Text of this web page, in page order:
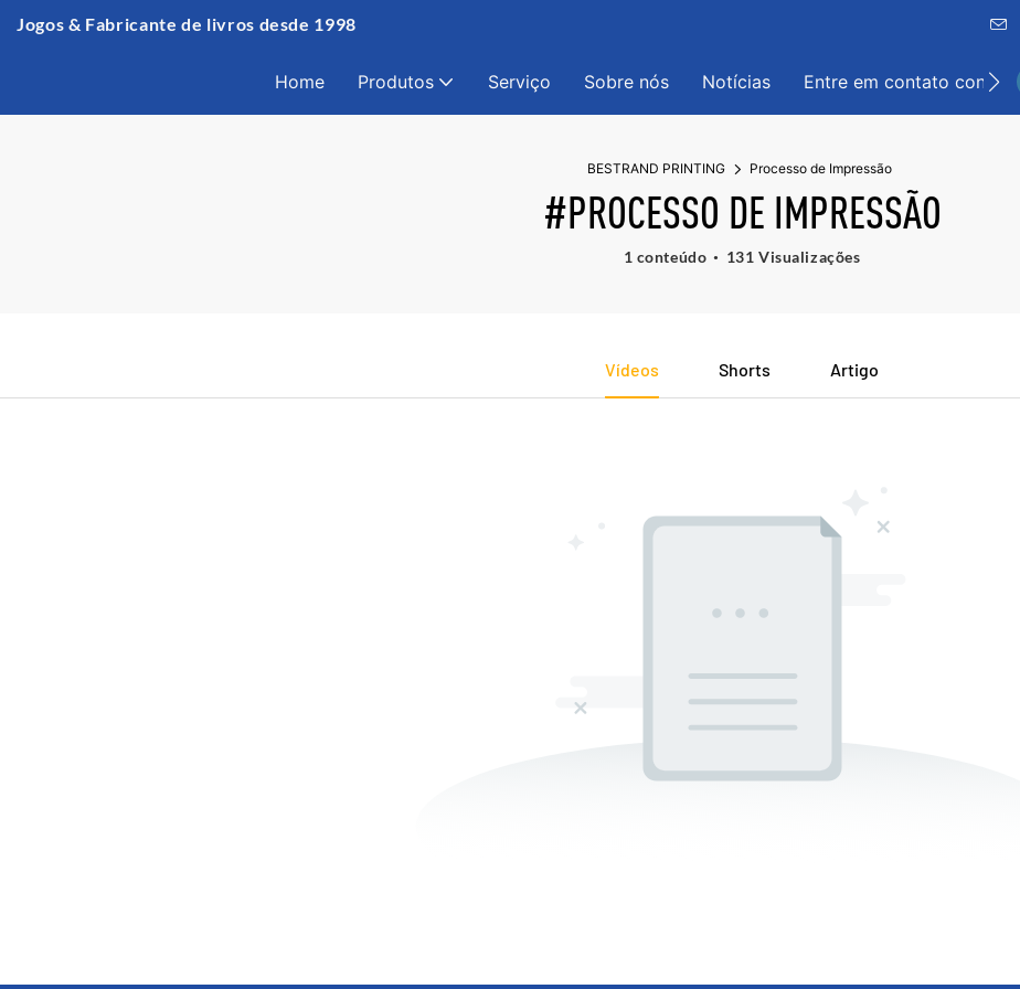
Jogos & Fabricante de livros desde 1998
Home Produtos Serviço Sobre nós Notícias Entre em contato conosco
BESTRAND PRINTING Processo de Impressão
#PROCESSO DE IMPRESSÃO
1 conteúdo 131 Visualizações
Vídeos Shorts Artigo